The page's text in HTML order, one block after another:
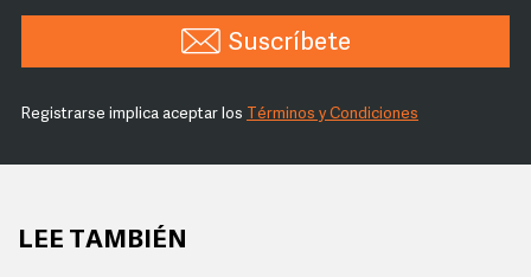
Suscríbete
Registrarse implica aceptar los Términos y Condiciones
LEE TAMBIÉN